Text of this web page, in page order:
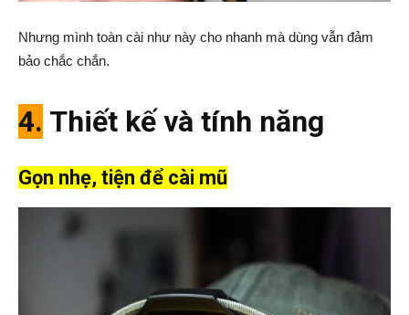
Nhưng mình toàn cài như này cho nhanh mà dùng vẫn đảm
bảo chắc chắn.
4. Thiết kế và tính năng
Gọn nhẹ, tiện để cài mũ